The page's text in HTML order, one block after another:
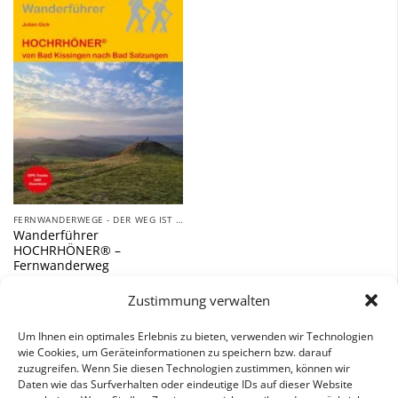
Zustimmung verwalten
Um Ihnen ein optimales Erlebnis zu bieten, verwenden wir Technologien
wie Cookies, um Geräteinformationen zu speichern bzw. darauf
zuzugreifen. Wenn Sie diesen Technologien zustimmen, können wir
Daten wie das Surfverhalten oder eindeutige IDs auf dieser Website
Zu
Wunschliste
hinzufügen
FERNWANDERWEGE - DER WEG IST DAS ZIEL
Wanderführer
HOCHRHÖNER® –
Fernwanderweg